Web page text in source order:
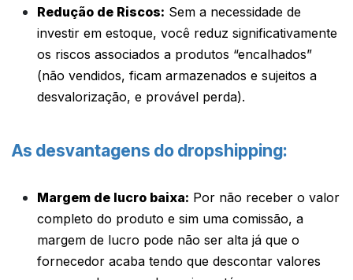
Redução de Riscos: Sem a necessidade de
investir em estoque, você reduz significativamente
os riscos associados a produtos “encalhados”
(não vendidos, ficam armazenados e sujeitos a
desvalorização, e provável perda).
As desvantagens do dropshipping:
Margem de lucro baixa: Por não receber o valor
completo do produto e sim uma comissão, a
margem de lucro pode não ser alta já que o
fornecedor acaba tendo que descontar valores